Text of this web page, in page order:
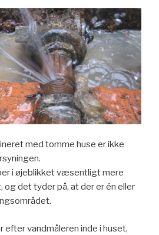
med tomme huse er ikke
i øjeblikket væsentligt mere
og det tyder på, at der er én eller
vandmåleren inde i huset,